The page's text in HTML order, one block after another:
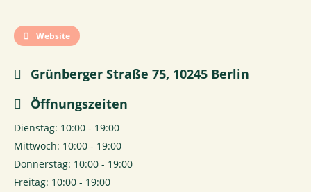
Website
Grünberger Straße 75, 10245 Berlin
Öffnungszeiten
Dienstag: 10:00 - 19:00
Mittwoch: 10:00 - 19:00
Donnerstag: 10:00 - 19:00
Freitag: 10:00 - 19:00